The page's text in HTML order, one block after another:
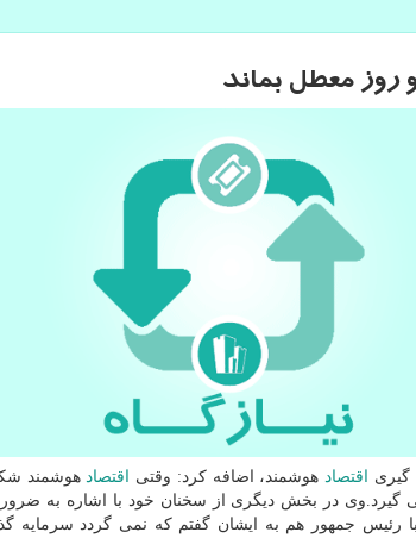
روز معطل بماند
گیری
اقتصاد هوشمند، اضافه كرد: وقتی اقتصادهوشمند
گیرد.وی در بخش دیگری از سخنان خود با اشاره به
جمهور هم به ایشان گفتم كه نمی گردد سرمایه